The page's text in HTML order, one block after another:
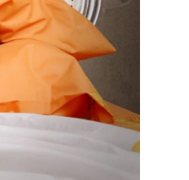
Смелость архитектурных идей.
Генеральный директор компании